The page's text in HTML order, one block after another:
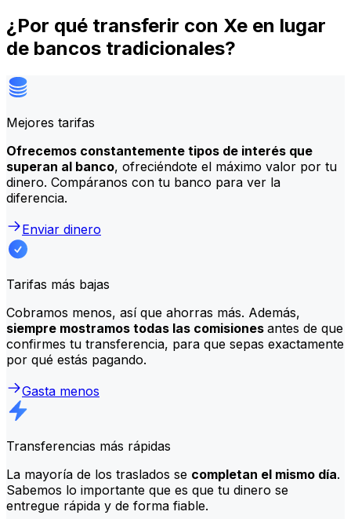
¿Por qué transferir con Xe en lugar
de bancos tradicionales?
Mejores tarifas
Ofrecemos constantemente tipos de interés que
superan al banco, ofreciéndote el máximo valor por tu
dinero. Compáranos con tu banco para ver la
diferencia.
Enviar dinero
Tarifas más bajas
Cobramos menos, así que ahorras más. Además,
siempre mostramos todas las comisiones antes de que
confirmes tu transferencia, para que sepas exactamente
por qué estás pagando.
Gasta menos
Transferencias más rápidas
La mayoría de los traslados se completan el mismo día.
Sabemos lo importante que es que tu dinero se
entregue rápida y de forma fiable.